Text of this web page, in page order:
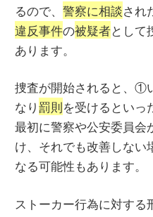
るので、警察に相談され
違反事件の被疑者として
あります。
捜査が開始されると、①
なり罰則を受けるとい
最初に警察や公安委員会
け、それでも改善しない
なる可能性もあります。
ストーカー行為に対す